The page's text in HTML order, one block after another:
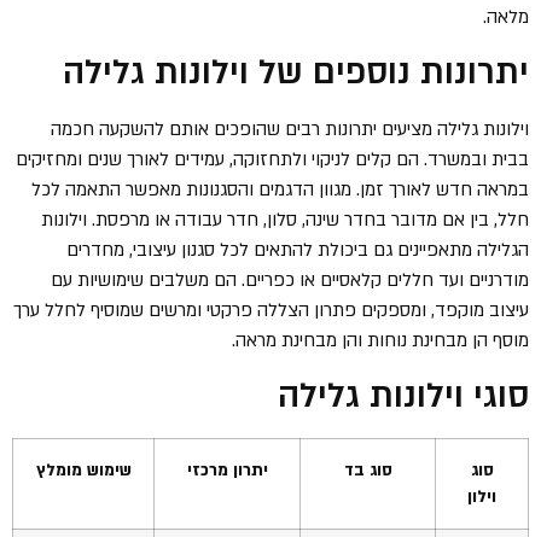
מלאה.
יתרונות נוספים של וילונות גלילה
וילונות גלילה מציעים יתרונות רבים שהופכים אותם להשקעה חכמה
בבית ובמשרד. הם קלים לניקוי ולתחזוקה, עמידים לאורך שנים ומחזיקים
במראה חדש לאורך זמן. מגוון הדגמים והסגנונות מאפשר התאמה לכל
חלל, בין אם מדובר בחדר שינה, סלון, חדר עבודה או מרפסת. וילונות
הגלילה מתאפיינים גם ביכולת להתאים לכל סגנון עיצובי, מחדרים
מודרניים ועד חללים קלאסיים או כפריים. הם משלבים שימושיות עם
עיצוב מוקפד, ומספקים פתרון הצללה פרקטי ומרשים שמוסיף לחלל ערך
מוסף הן מבחינת נוחות והן מבחינת מראה.
סוגי וילונות גלילה
סוג
וילון
סוג בד יתרון מרכזי שימוש מומלץ